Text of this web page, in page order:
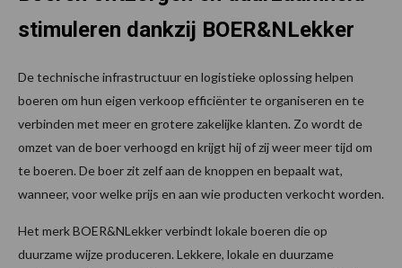
stimuleren dankzij BOER&NLekker
De technische infrastructuur en logistieke oplossing helpen
boeren om hun eigen verkoop efficiënter te organiseren en te
verbinden met meer en grotere zakelijke klanten. Zo wordt de
omzet van de boer verhoogd en krijgt hij of zij weer meer tijd om
te boeren. De boer zit zelf aan de knoppen en bepaalt wat,
wanneer, voor welke prijs en aan wie producten verkocht worden.
Het merk BOER&NLekker verbindt lokale boeren die op
duurzame wijze produceren. Lekkere, lokale en duurzame